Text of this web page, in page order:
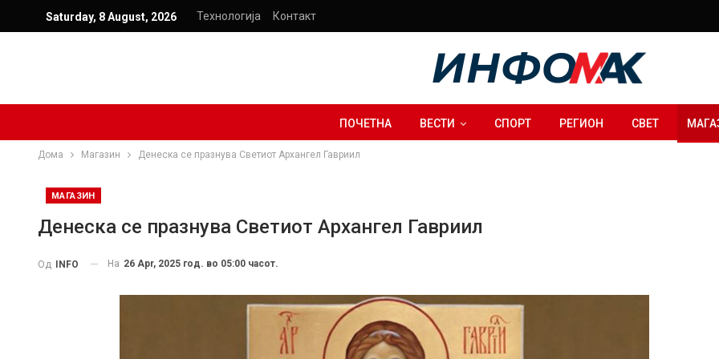
Saturday, 8 August, 2026 Технологија Контакт
ПОЧЕТНА ВЕСТИ СПОРТ РЕГИОН СВЕТ
Дома Магазин Денеска се празнува Светиот Архангел Гавриил
МАГАЗИН
Денеска се празнува Светиот Архангел Гавриил
Од INFO На 26 Apr, 2025 год. во 05:00 часот.